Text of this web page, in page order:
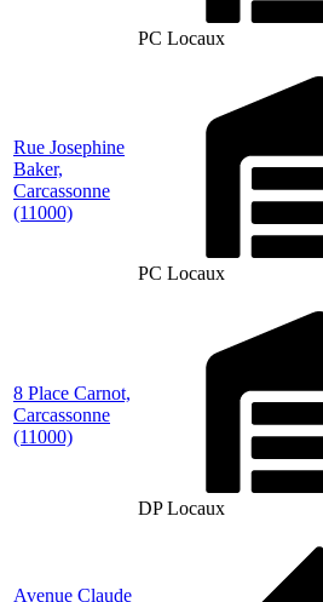
PC Locaux
Rue Josephine
Baker,
Carcassonne
(11000)
PC Locaux
8 Place Carnot,
Carcassonne
(11000)
DP Locaux
Avenue Claude